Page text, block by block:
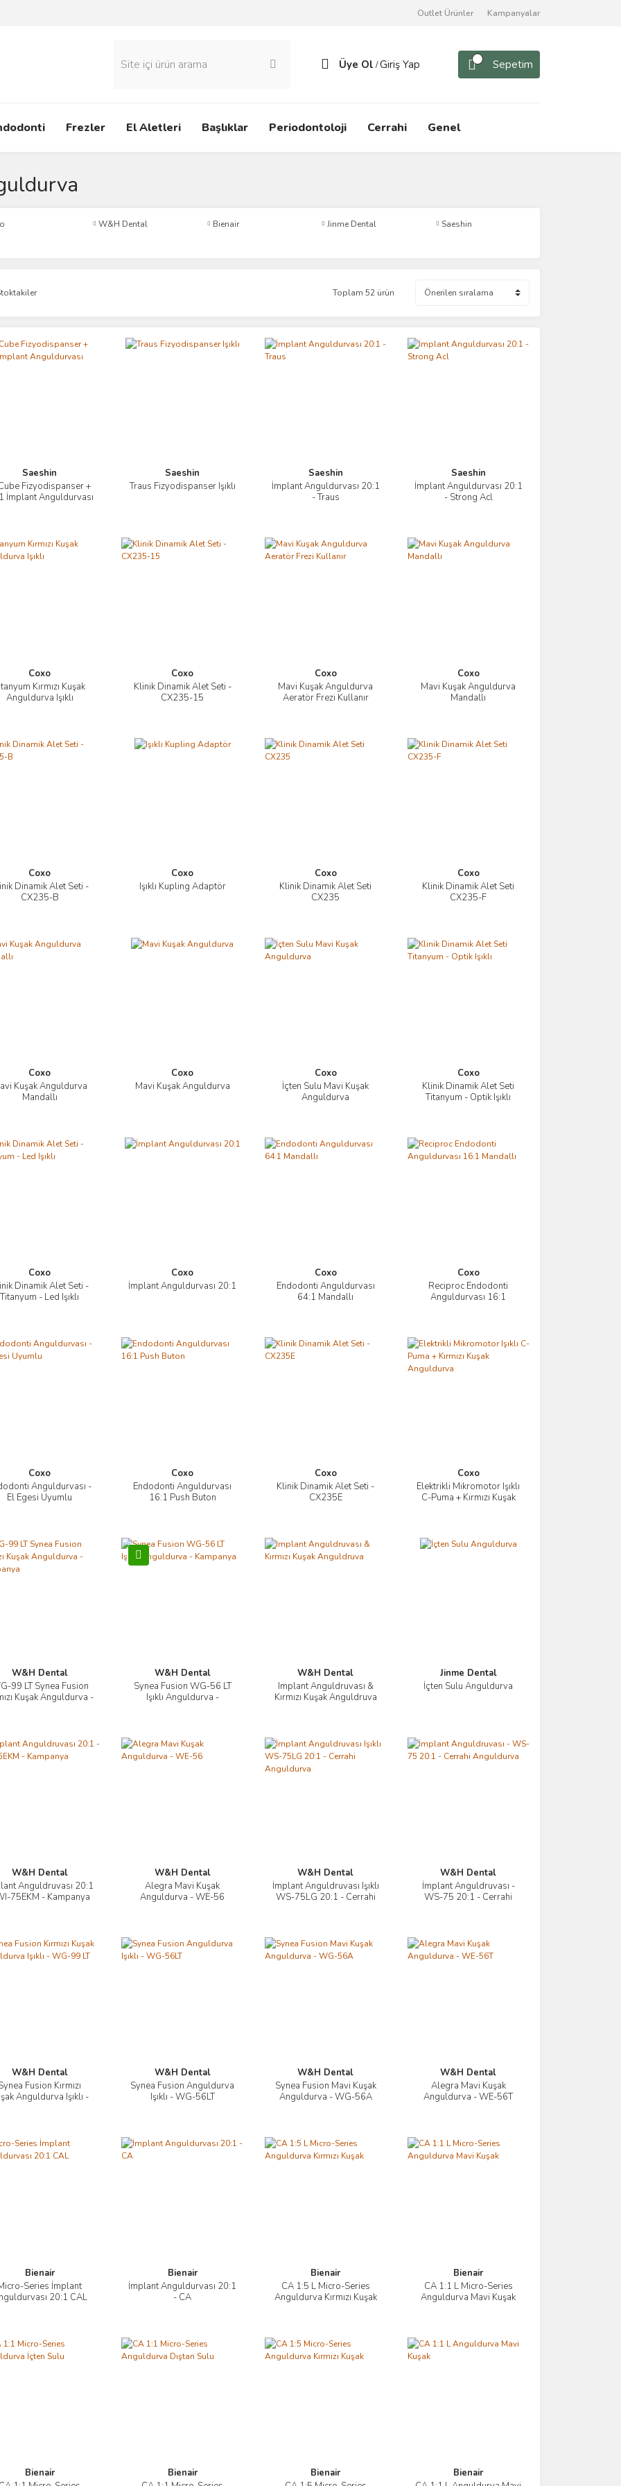
Outlet Ürünler Kampanyalar
Üye Ol /Giriş Yap Sepetim
Frezler El Aletleri Başlıklar Periodontoloji Cerrahi Genel
W&H Dental Bienair Jinme Dental Saeshin
Toplam 52 ürün
Saeshin
Fizyodispanser +
İmplant Anguldurvası
İncele
Saeshin
Traus Fizyodispanser Işıklı
Saeshin
İmplant Anguldurvası 20:1
- Traus
İncele
Saeshin
İmplant Anguldurvası 20:1
- Strong Acl
İncele
Coxo
Kırmızı Kuşak
Anguldurva Işıklı
İncele
Coxo
Klinik Dinamik Alet Seti -
CX235-15
İncele
Coxo
Mavi Kuşak Anguldurva
Aeratör Frezi Kullanır
İncele
Coxo
Mavi Kuşak Anguldurva
Mandallı
İncele
Coxo
Dinamik Alet Seti -
CX235-B
İncele
Coxo
Işıklı Kupling Adaptör
Coxo
Klinik Dinamik Alet Seti
CX235
İncele
Coxo
Klinik Dinamik Alet Seti
CX235-F
İncele
Coxo
Kuşak Anguldurva
Mandallı
İncele
Coxo
Mavi Kuşak Anguldurva
Coxo
İçten Sulu Mavi Kuşak
Anguldurva
İncele
Coxo
Klinik Dinamik Alet Seti
Titanyum - Optik Işıklı
İncele
Coxo
Dinamik Alet Seti -
Titanyum - Led Işıklı
İncele
Coxo
İmplant Anguldurvası 20:1
Coxo
Endodonti Anguldurvası
64:1 Mandallı
İncele
Coxo
Reciproc Endodonti
Anguldurvası 16:1
İncele
Coxo
Anguldurvası -
El Egesi Uyumlu
İncele
Coxo
Endodonti Anguldurvası
16:1 Push Buton
İncele
Coxo
Klinik Dinamik Alet Seti -
CX235E
İncele
Coxo
Elektrikli Mikromotor Işıklı
C-Puma + Kırmızı Kuşak
İncele
W&H Dental
99 LT Synea Fusion
Kuşak Anguldurva -
İncele
W&H Dental
Synea Fusion WG-56 LT
Işıklı Anguldurva -
İncele
W&H Dental
Implant Anguldruvası &
Kırmızı Kuşak Anguldruva
İncele
Jinme Dental
İçten Sulu Anguldurva
W&H Dental
Anguldruvası 20:1
75EKM - Kampanya
İncele
W&H Dental
Alegra Mavi Kuşak
Anguldurva - WE-56
İncele
W&H Dental
İmplant Anguldruvası Işıklı
WS-75LG 20:1 - Cerrahi
İncele
W&H Dental
İmplant Anguldruvası -
WS-75 20:1 - Cerrahi
İncele
W&H Dental
Fusion Kırmızı
Anguldurva Işıklı -
İncele
W&H Dental
Synea Fusion Anguldurva
Işıklı - WG-56LT
İncele
W&H Dental
Synea Fusion Mavi Kuşak
Anguldurva - WG-56A
İncele
W&H Dental
Alegra Mavi Kuşak
Anguldurva - WE-56T
İncele
Bienair
Series İmplant
20:1 CAL
İncele
Bienair
İmplant Anguldurvası 20:1
- CA
İncele
Bienair
CA 1:5 L Micro-Series
Anguldurva Kırmızı Kuşak
İncele
Bienair
CA 1:1 L Micro-Series
Anguldurva Mavi Kuşak
İncele
Bienair
Bienair
Bienair
Bienair